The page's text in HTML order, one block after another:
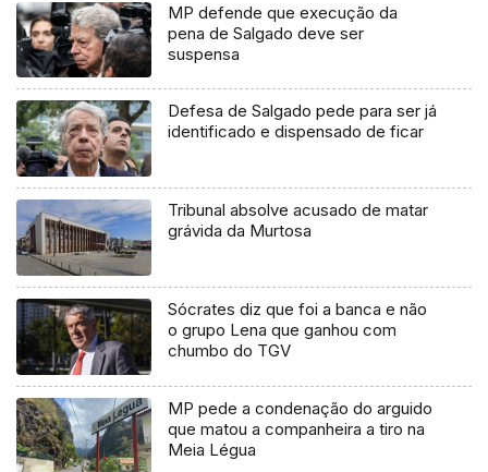
MP defende que execução da
pena de Salgado deve ser
suspensa
Defesa de Salgado pede para ser já
identificado e dispensado de ficar
Tribunal absolve acusado de matar
grávida da Murtosa
Sócrates diz que foi a banca e não
o grupo Lena que ganhou com
chumbo do TGV
MP pede a condenação do arguido
que matou a companheira a tiro na
Meia Légua